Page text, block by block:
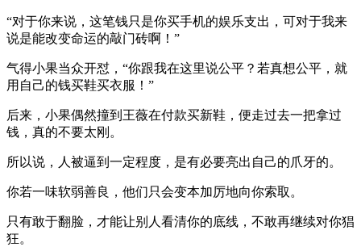
“对于你来说，这笔钱只是你买手机的娱乐支出，可对于我来
说是能改变命运的敲门砖啊！”
气得小果当众开怼，“你跟我在这里说公平？若真想公平，就
用自己的钱买鞋买衣服！”
后来，小果偶然撞到王薇在付款买新鞋，便走过去一把拿过
钱，真的不要太刚。
所以说，人被逼到一定程度，是有必要亮出自己的爪牙的。
你若一味软弱善良，他们只会变本加厉地向你索取。
只有敢于翻脸，才能让别人看清你的底线，不敢再继续对你猖
狂。